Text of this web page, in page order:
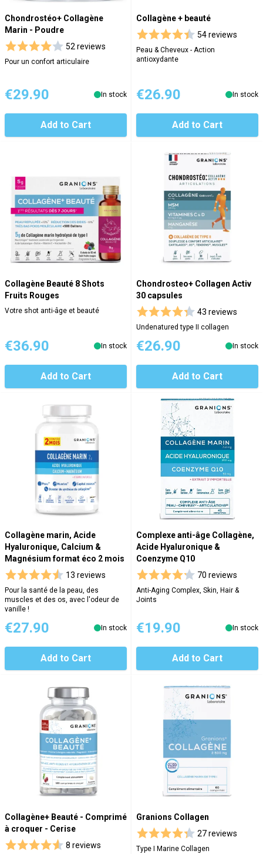
Chondrostéo+ Collagène
Marin - Poudre
52 reviews
Pour un confort articulaire
€29.90 In stock
Add to Cart
Collagène + beauté
54 reviews
Peau & Cheveux - Action
antioxydante
€26.90 In stock
Add to Cart
Collagène Beauté 8 Shots
Fruits Rouges
Votre shot anti-âge et beauté
€36.90 In stock
Add to Cart
Chondrosteo+ Collagen Activ
30 capsules
43 reviews
Undenatured type II collagen
€26.90 In stock
Add to Cart
Collagène marin, Acide
Hyaluronique, Calcium &
Magnésium format éco 2 mois
13 reviews
Pour la santé de la peau, des
muscles et des os, avec l'odeur de
vanille !
€27.90 In stock
Add to Cart
Complexe anti-âge Collagène,
Acide Hyaluronique &
Coenzyme Q10
70 reviews
Anti-Aging Complex, Skin, Hair &
Joints
€19.90 In stock
Add to Cart
Collagène+ Beauté - Comprimé
à croquer - Cerise
8 reviews
Granions Collagen
27 reviews
Type I Marine Collagen